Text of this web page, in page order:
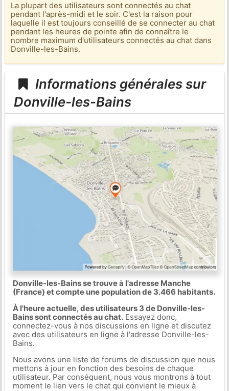
La plupart des utilisateurs sont connectés au chat
pendant l'après-midi et le soir. C'est la raison pour
laquelle il est toujours conseillé de se connecter au chat
pendant les heures de pointe afin de connaître le
nombre maximum d'utilisateurs connectés au chat dans
Donville-les-Bains.
Informations générales sur
Donville-les-Bains
Donville-les-Bains se trouve à l'adresse Manche
(France) et compte une population de 3.466 habitants.
À l'heure actuelle, des utilisateurs 3 de Donville-les-
Bains sont connectés au chat.Essayez donc,
connectez-vous à nos discussions en ligne et discutez
avec des utilisateurs en ligne à l'adresse Donville-les-
Bains.
Nous avons une liste de forums de discussion que nous
mettons à jour en fonction des besoins de chaque
utilisateur. Par conséquent, nous vous montrons à tout
moment le lien vers le chat qui convient le mieux à